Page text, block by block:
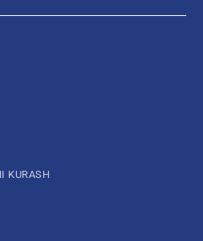
KURASH